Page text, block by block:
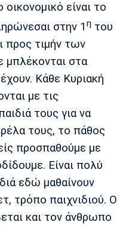
είναι το
στην 1 η του
προς τιμήν των
στα
Κάθε Κυριακή
με τις
τους για να
τους, το πάθος
προσπαθούμε με
Είναι πολύ
εδώ μαθαίνουν
τρόπο παιχνιδιού. Ο
και τον άνθρωπο